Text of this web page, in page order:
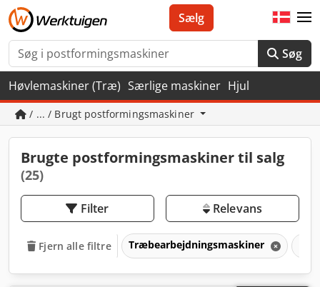
Søg
Sælg
Høvlemaskiner (Træ) Særlige maskiner Hjul
/ ... / Brugt postformingsmaskiner
Brugte postformingsmaskiner til salg
(25)
Filter Relevans
Fjern alle filtre Træbearbejdningsmaskiner